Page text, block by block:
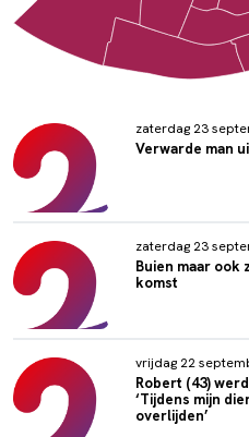
zaterdag 23
Verwarde man
zaterdag 23
Buien maar ook
komst
vrijdag 22
Robert (43)
‘Tijdens mijn
overlijden’